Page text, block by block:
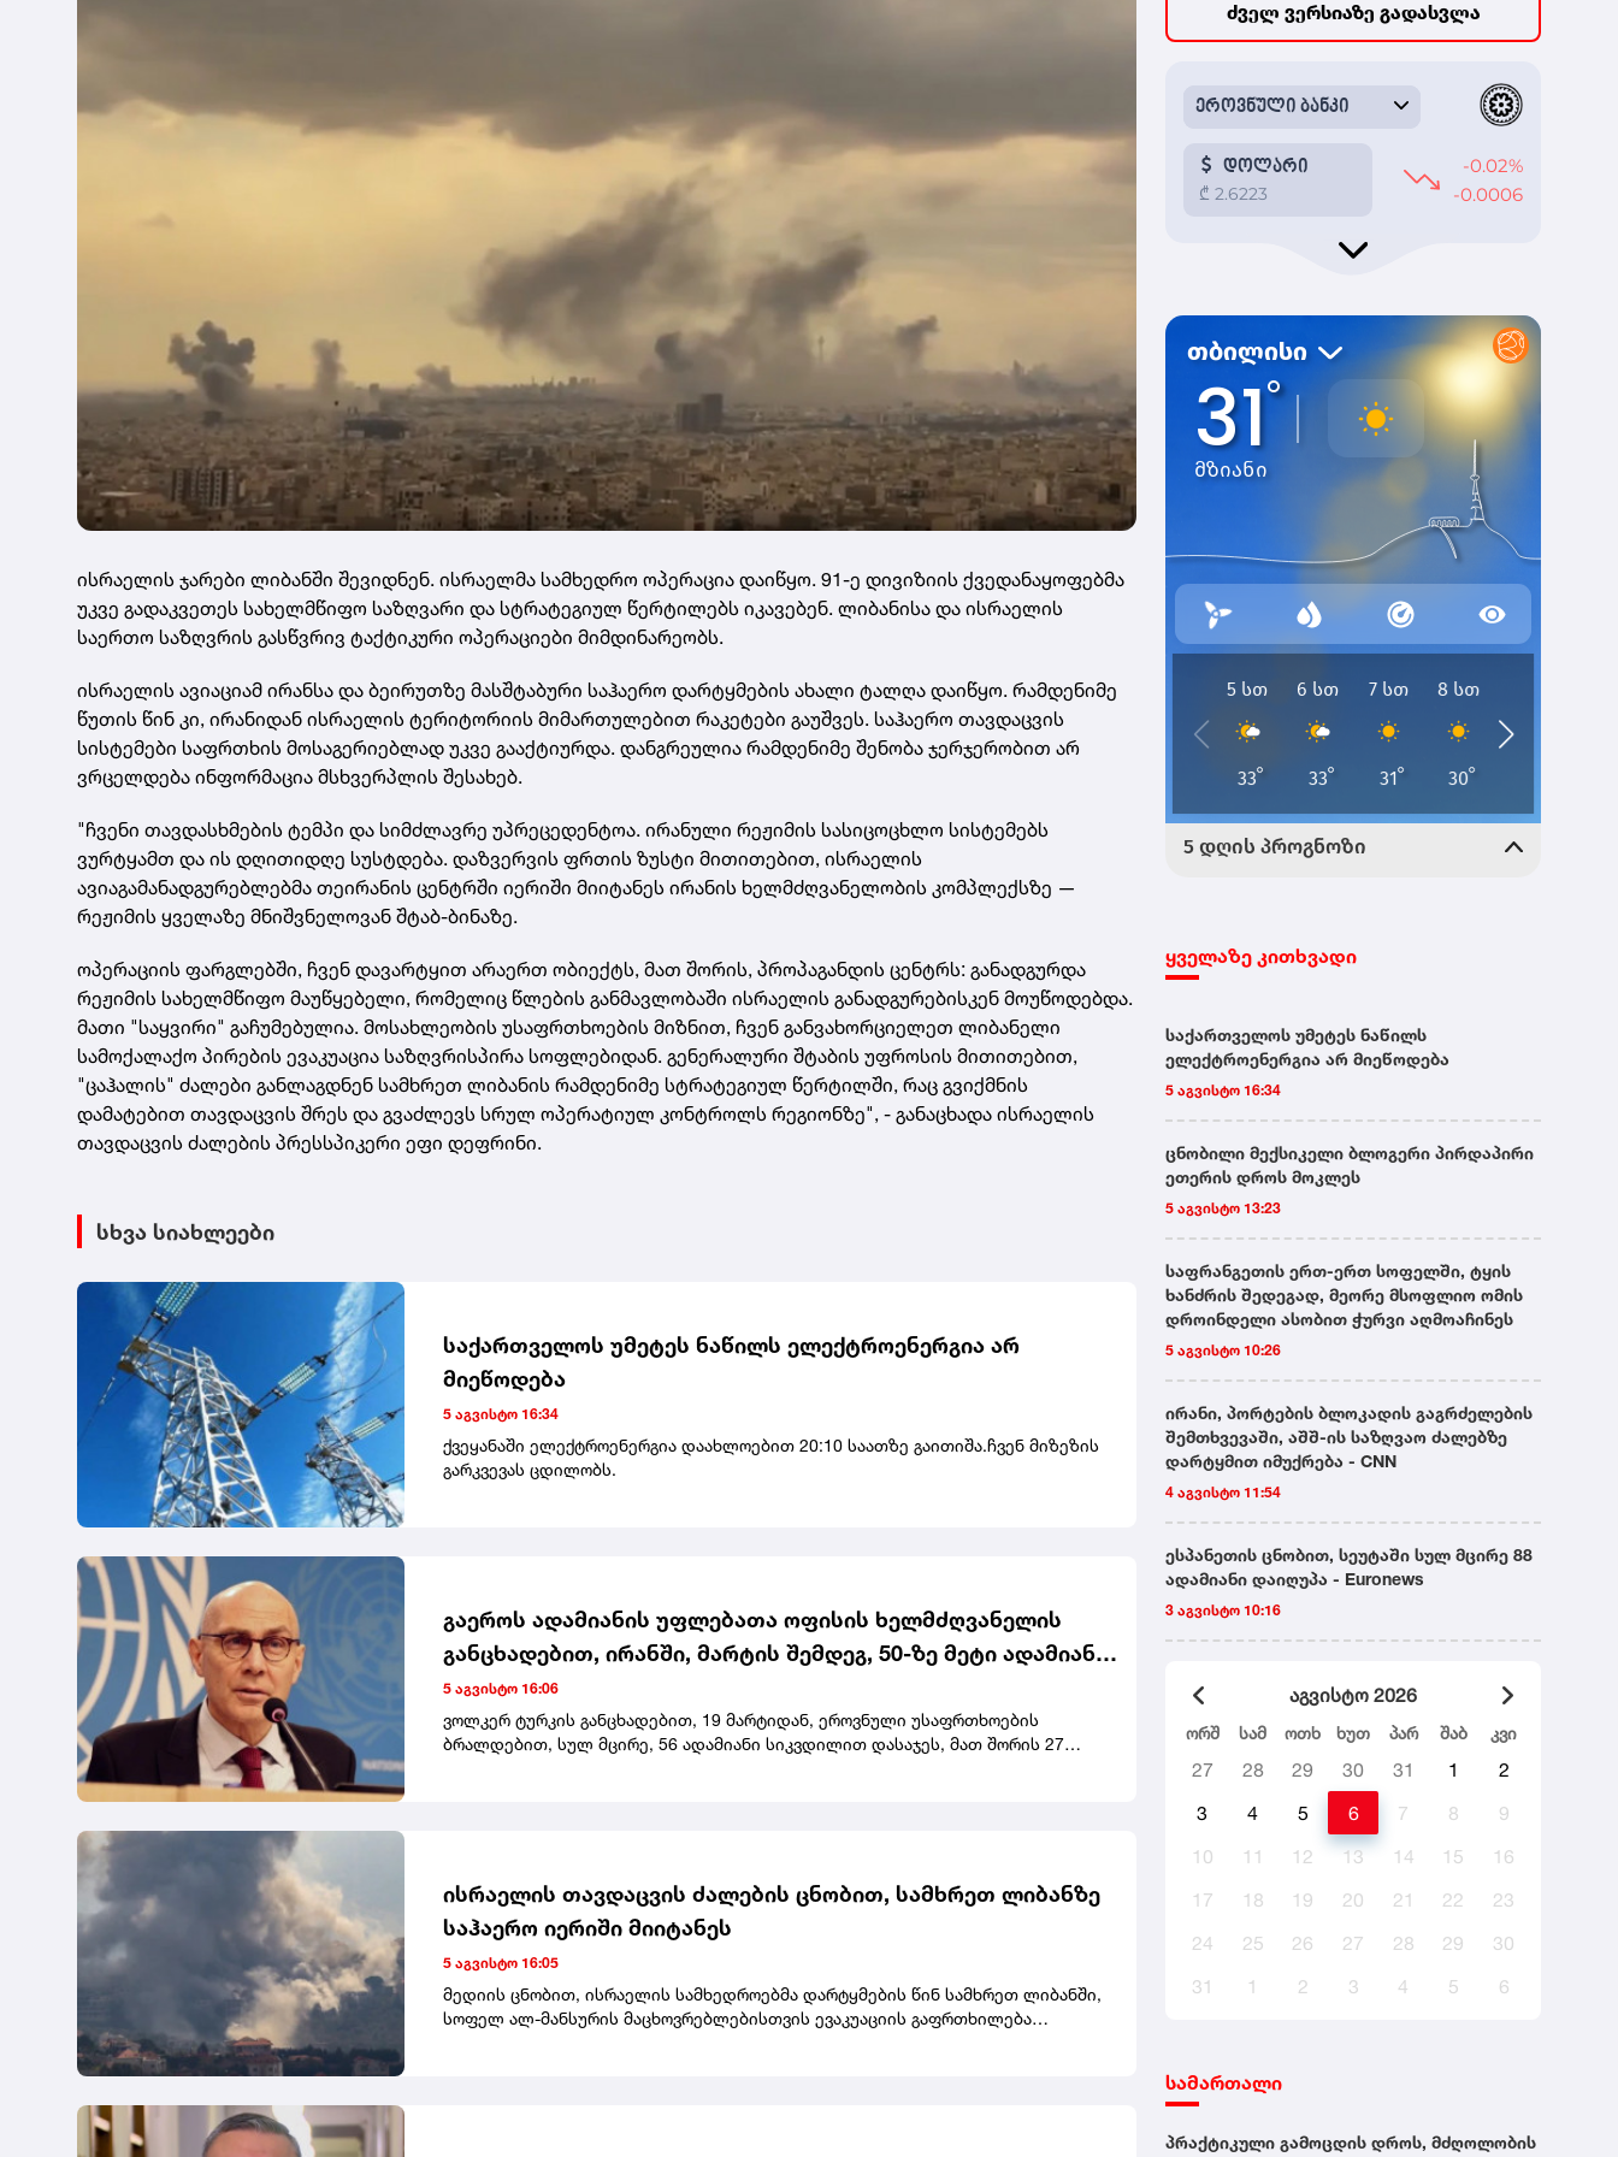
ისრაელის ჯარები ლიბანში შევიდნენ. ისრაელმა სამხედრო ოპერაცია დაიწყო. 91-ე დივიზიის ქვედანაყოფებმა
უკვე გადაკვეთეს სახელმწიფო საზღვარი და სტრატეგიულ წერტილებს იკავებენ. ლიბანისა და ისრაელის
საერთო საზღვრის გასწვრივ ტაქტიკური ოპერაციები მიმდინარეობს.
ისრაელის ავიაციამ ირანსა და ბეირუთზე მასშტაბური საჰაერო დარტყმების ახალი ტალღა დაიწყო. რამდენიმე
წუთის წინ კი, ირანიდან ისრაელის ტერიტორიის მიმართულებით რაკეტები გაუშვეს. საჰაერო თავდაცვის
სისტემები საფრთხის მოსაგერიებლად უკვე გააქტიურდა. დანგრეულია რამდენიმე შენობა ჯერჯერობით არ
ვრცელდება ინფორმაცია მსხვერპლის შესახებ.
"ჩვენი თავდასხმების ტემპი და სიმძლავრე უპრეცედენტოა. ირანული რეჟიმის სასიცოცხლო სისტემებს
ვურტყამთ და ის დღითიდღე სუსტდება. დაზვერვის ფრთის ზუსტი მითითებით, ისრაელის
ავიაგამანადგურებლებმა თეირანის ცენტრში იერიში მიიტანეს ირანის ხელმძღვანელობის კომპლექსზე —
რეჟიმის ყველაზე მნიშვნელოვან შტაბ-ბინაზე.
ოპერაციის ფარგლებში, ჩვენ დავარტყით არაერთ ობიექტს, მათ შორის, პროპაგანდის ცენტრს: განადგურდა
რეჟიმის სახელმწიფო მაუწყებელი, რომელიც წლების განმავლობაში ისრაელის განადგურებისკენ მოუწოდებდა.
მათი "საყვირი" გაჩუმებულია. მოსახლეობის უსაფრთხოების მიზნით, ჩვენ განვახორციელეთ ლიბანელი
სამოქალაქო პირების ევაკუაცია საზღვრისპირა სოფლებიდან. გენერალური შტაბის უფროსის მითითებით,
"ცაჰალის" ძალები განლაგდნენ სამხრეთ ლიბანის რამდენიმე სტრატეგიულ წერტილში, რაც გვიქმნის
დამატებით თავდაცვის შრეს და გვაძლევს სრულ ოპერატიულ კონტროლს რეგიონზე", - განაცხადა ისრაელის
თავდაცვის ძალების პრესსპიკერი ეფი დეფრინი.
სხვა სიახლეები
საქართველოს უმეტეს ნაწილს ელექტროენერგია არ
მიეწოდება
5 აგვისტო 16:34
ქვეყანაში ელექტროენერგია დაახლოებით 20:10 საათზე გაითიშა.ჩვენ მიზეზის
გარკვევას ცდილობს.
გაეროს ადამიანის უფლებათა ოფისის ხელმძღვანელის
განცხადებით, ირანში, მარტის შემდეგ, 50-ზე მეტი ადამიანი
დასაჯეს სიკვდილით
5 აგვისტო 16:06
ვოლკერ ტურკის განცხადებით, 19 მარტიდან, ეროვნული უსაფრთხოების
ბრალდებით, სულ მცირე, 56 ადამიანი სიკვდილით დასაჯეს, მათ შორის 27
ისრაელის თავდაცვის ძალების ცნობით, სამხრეთ ლიბანზე
საჰაერო იერიში მიიტანეს
5 აგვისტო 16:05
მედიის ცნობით, ისრაელის სამხედროებმა დარტყმების წინ სამხრეთ ლიბანში,
სოფელ ალ-მანსურის მაცხოვრებლებისთვის ევაკუაციის გაფრთხილება
ძველ ვერსიაზე გადასვლა
ყველაზე კითხვადი
საქართველოს უმეტეს ნაწილს
ელექტროენერგია არ მიეწოდება
5 აგვისტო 16:34
ცნობილი მექსიკელი ბლოგერი პირდაპირი
ეთერის დროს მოკლეს
5 აგვისტო 13:23
საფრანგეთის ერთ-ერთ სოფელში, ტყის
ხანძრის შედეგად, მეორე მსოფლიო ომის
დროინდელი ასობით ჭურვი აღმოაჩინეს
5 აგვისტო 10:26
ირანი, პორტების ბლოკადის გაგრძელების
შემთხვევაში, აშშ-ის საზღვაო ძალებზე
დარტყმით იმუქრება - CNN
4 აგვისტო 11:54
ესპანეთის ცნობით, სეუტაში სულ მცირე 88
ადამიანი დაიღუპა - Euronews
3 აგვისტო 10:16
აგვისტო 2026
ორშ სამ ოთხ ხუთ პარ შაბ კვი
27 28 29 30 31 1
2
3
4 5 6 7 8
9
10
11 12 13 14 15
16
17
18 19 20 21 22
23
24
25 26 27 28 29
30
31
1 2 3 4 5 6
სამართალი
პრაქტიკული გამოცდის დროს, მძღოლობის